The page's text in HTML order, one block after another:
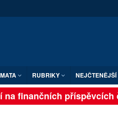
RUBRIKY NEJČTENĚJŠÍ
finančních příspěvcích